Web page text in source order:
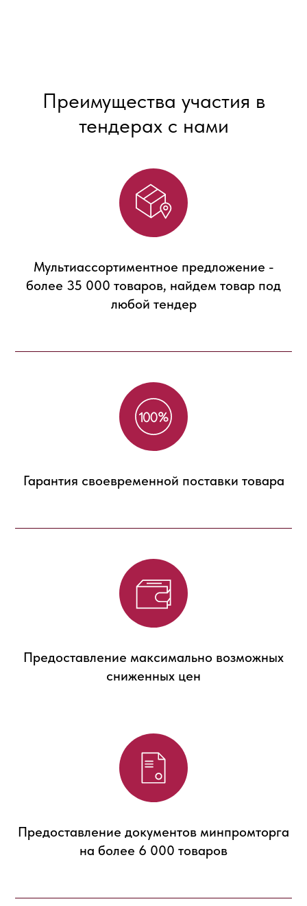
Преимущества участия в
тендерах с нами
Мультиассортиментное предложение -
более 35 000 товаров, найдем товар под
любой тендер
Гарантия своевременной поставки товара
Предоставление максимально возможных
сниженных цен
Предоставление документов минпромторга
на более 6 000 товаров